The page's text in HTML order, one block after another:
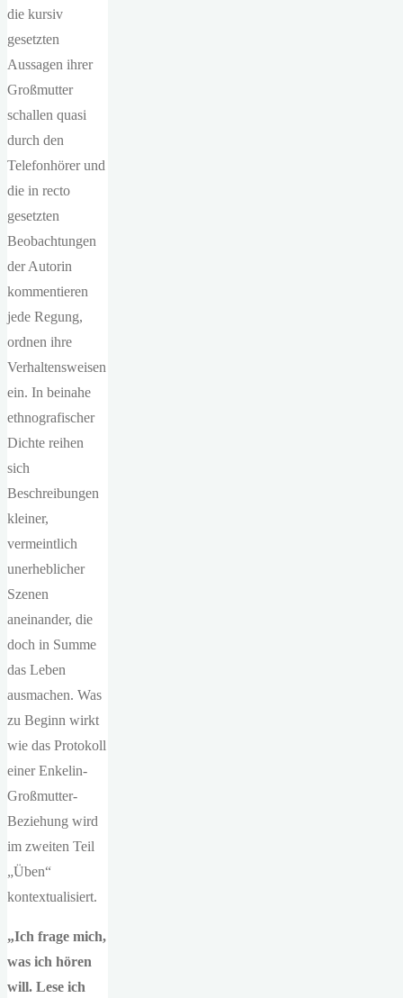
die kursiv
gesetzten
Aussagen ihrer
Großmutter
schallen quasi
durch den
Telefonhörer und
die in recto
gesetzten
Beobachtungen
der Autorin
kommentieren
jede Regung,
ordnen ihre
Verhaltensweisen
ein. In beinahe
ethnografischer
Dichte reihen
sich
Beschreibungen
kleiner,
vermeintlich
unerheblicher
Szenen
aneinander, die
doch in Summe
das Leben
ausmachen. Was
zu Beginn wirkt
wie das Protokoll
einer Enkelin-
Großmutter-
Beziehung wird
im zweiten Teil
„Üben“
kontextualisiert.
„Ich frage mich,
was ich hören
will. Lese ich